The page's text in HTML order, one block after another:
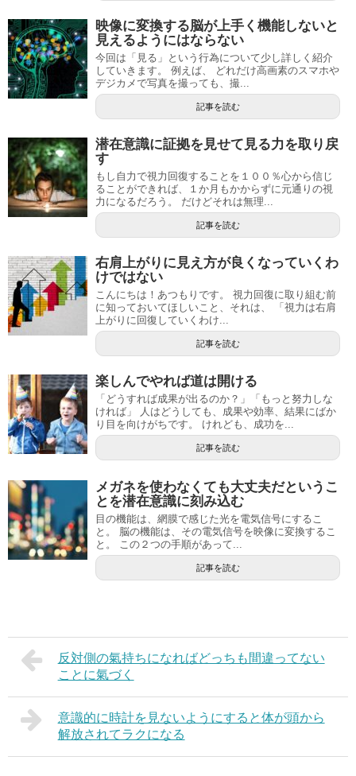
映像に変換する脳が上手く機能しないと
見えるようにはならない
今回は「見る」という行為について少し詳しく紹介
していきます。 例えば、 どれだけ高画素のスマホや
デジカメで写真を撮っても、撮...
記事を読む
潜在意識に証拠を見せて見る力を取り戻
す
もし自力で視力回復することを１００％心から信じ
ることができれば、１か月もかからずに元通りの視
力になるだろう。 だけどそれは無理...
記事を読む
右肩上がりに見え方が良くなっていくわ
けではない
こんにちは！あつもりです。 視力回復に取り組む前
に知っておいてほしいこと、それは、 「視力は右肩
上がりに回復していくわけ...
記事を読む
楽しんでやれば道は開ける
「どうすれば成果が出るのか？」「もっと努力しな
ければ」 人はどうしても、成果や効率、結果にばか
り目を向けがちです。 けれども、成功を...
記事を読む
メガネを使わなくても大丈夫だというこ
とを潜在意識に刻み込む
目の機能は、網膜で感じた光を電気信号にするこ
と。 脳の機能は、その電気信号を映像に変換するこ
と。 この２つの手順があって...
記事を読む
反対側の氣持ちになればどっちも間違ってない
ことに氣づく
意識的に時計を見ないようにすると体が頭から
解放されてラクになる